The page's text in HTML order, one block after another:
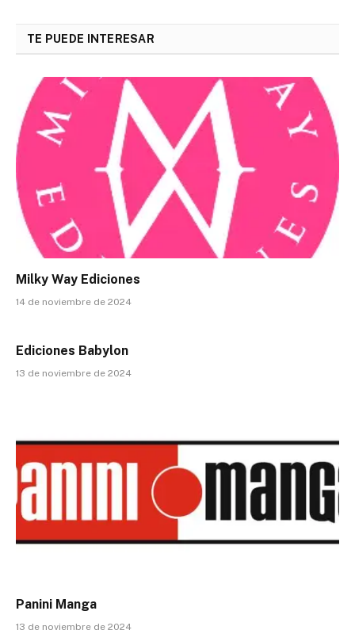
TE PUEDE INTERESAR
Milky Way Ediciones
14 de noviembre de 2024
Ediciones Babylon
13 de noviembre de 2024
Panini Manga
13 de noviembre de 2024